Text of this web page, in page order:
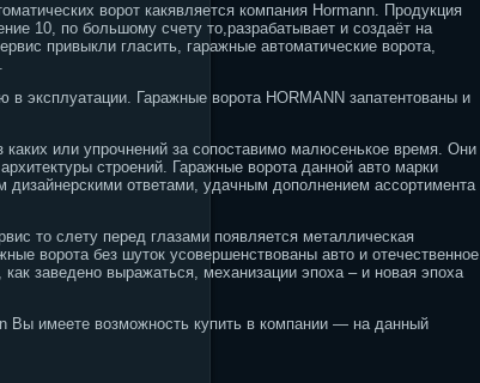
ворот какявляется компания Hormann. Продукция
10, по большому счету то,разрабатывает и создаёт на
привыкли гласить, гаражные автоматические ворота,
эксплуатации. Гаражные ворота HORMANN запатентованы и
каких или упрочнений за сопоставимо малюсенькое время. Они
строений. Гаражные ворота данной авто марки
ответами, удачным дополнением ассортимента
то слету перед глазами появляется металлическая
ворота без шуток усовершенствованы авто и отечественное
заведено выражаться, механизации эпоха – и новая эпоха
Вы имеете возможность купить в компании — на данный